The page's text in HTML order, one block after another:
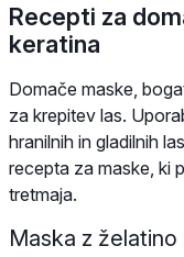
Recepti za
keratina
Domače maske,
za krepitev las.
hranilnih in gladilnih
recepta za maske, ki
tretmaja.
Maska z želatino